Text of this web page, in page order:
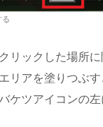
る
リックした場所
リアを塗りつぶす
ケツアイコンの